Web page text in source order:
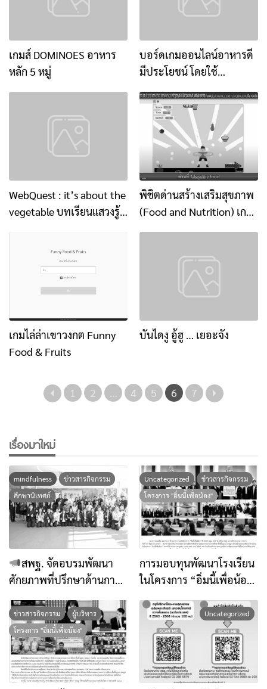
เกมส์ DOMINOES อาหาร
หลัก 5 หมู่
บอร์ดเกมออนไลน์อาหารดี
มีประโยชน์ โดยใช้
WebQuest : it’s about the
vegetable บทเรียนแสวงรู้
พิชิตด่านสร้างเสริมสุขภาพ
(Food and Nutrition) เกม
เกมไล่ล่าเขาวงกต Funny
Food & Fruits
บันไดงู อู้ฮู … เยอะจัง
1 2 … 4 5 6 7
เรื่องมาใหม่
mindfulness
ข่าวสารกิจกรรม
ศึกษานิเทศก์
สพฐ. จัดอบรมพัฒนา
ศักยภาพที่ปรึกษาด้านการ
จิตใจด้วยศาสตร์แห่งสติ
เตรียมพร้อมยกระดับการส่ง
เสริมคุณธรรมในระดับพื้นที่
ผ่านการเรียนรู้วิถีใหม่
Uncategorized
ข่าวสารกิจกรรม
โครงการ "อิ่มนี้เพื่อน้อง"
การมอบทุนพัฒนาโรงเรียน
ในโครงการ “อิ่มนี้เพื่อน้อง”
ออมสินมอบทุน จำนวน 100
โรงเรียน จำนวนทั้งสิ้น
5,000,000 บาท
ข่าวสารกิจกรรม
ผู้บริหาร
โครงการ "อิ่มนี้เพื่อน้อง"
Uncategorized